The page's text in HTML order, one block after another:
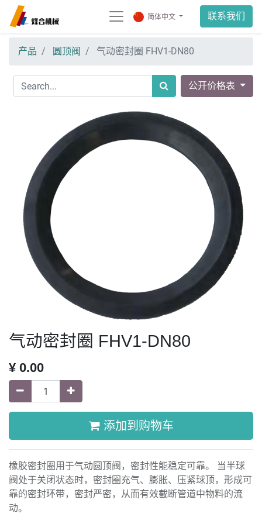
简体中文 联系我们
产品 圆顶阀 气动密封圈 FHV1-DN80
公开价格表
气动密封圈 FHV1-DN80
¥ 0.00
添加到购物车
橡胶密封圈用于气动圆顶阀，密封性能稳定可靠。 当半球
阀处于关闭状态时，密封圈充气、膨胀、压紧球顶，形成可
靠的密封环带，密封严密，从而有效截断管道中物料的流
动。